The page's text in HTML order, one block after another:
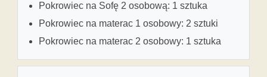
Pokrowiec na Sofę 2 osobową: 1 sztuka
Pokrowiec na materac 1 osobowy: 2 sztuki
Pokrowiec na materac 2 osobowy: 1 sztuka